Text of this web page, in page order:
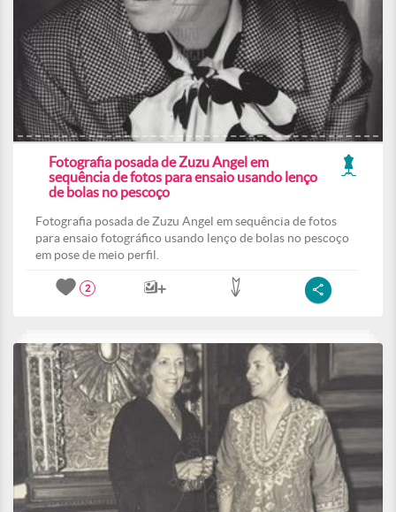
Fotografia posada de Zuzu Angel em
sequência de fotos para ensaio usando lenço
de bolas no pescoço
Fotografia posada de Zuzu Angel em sequência de fotos
para ensaio fotográfico usando lenço de bolas no pescoço
em pose de meio perfil.
2